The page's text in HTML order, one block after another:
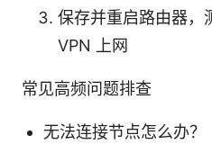
保存并重启路由器，
VPN 上网
常见高频问题排查
无法连接节点怎么办？